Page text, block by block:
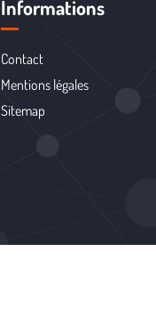
Informations
Contact
Mentions légales
Sitemap